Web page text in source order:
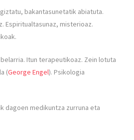
bakantasunetatik abiatuta.
Espiritualtasunaz, misterioaz.
Itun terapeutikoaz. Zein lotuta
(George Engel). Psikologia
dagoen medikuntza zurruna eta